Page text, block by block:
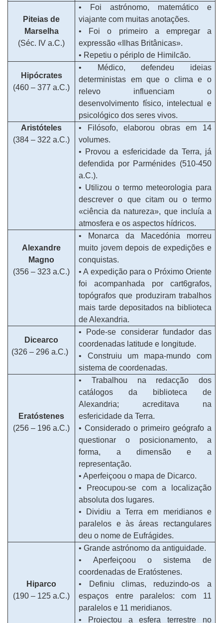
Piteias de
Marselha
(Séc. IV a.C.)
• Foi astrónomo, matemático e
viajante com muitas anotações.
• Foi o primeiro a empregar a
expressão «Ilhas Britânicas».
• Repetiu o périplo de Himilcão.
Hipócrates
(460 – 377 a.C.)
• Médico, defendeu ideias
deterministas em que o clima e o
relevo influenciam o
desenvolvimento físico, intelectual e
psicológico dos seres vivos.
Aristóteles
(384 – 322 a.C.)
• Filósofo, elaborou obras em 14
volumes.
• Provou a esfericidade da Terra, já
defendida por Parménides (510-450
a.C.).
• Utilizou o termo meteorologia para
descrever o que citam ou o termo
«ciência da natureza», que incluía a
atmosfera e os aspectos hídricos.
Alexandre
Magno
(356 – 323 a.C.)
• Monarca da Macedónia morreu
muito jovem depois de expedições e
conquistas.
• A expedição para o Próximo Oriente
foi acompanhada por cart6grafos,
topógrafos que produziram trabalhos
mais tarde depositados na biblioteca
de Alexandria.
Dicearco
(326 – 296 a.C.)
• Pode-se considerar fundador das
coordenadas latitude e longitude.
• Construiu um mapa-mundo com
sistema de coordenadas.
Eratóstenes
(256 – 196 a.C.)
• Trabalhou na redacção dos
catálogos da biblioteca de
Alexandria; acreditava na
esfericidade da Terra.
• Considerado o primeiro geógrafo a
questionar o posicionamento, a
forma, a dimensão e a
representação.
• Aperfeiçoou o mapa de Dicarco.
• Preocupou-se com a localização
absoluta dos lugares.
• Dividiu a Terra em meridianos e
paralelos e às áreas rectangulares
deu o nome de Eufrágides.
Hiparco
(190 – 125 a.C.)
• Grande astrónomo da antiguidade.
• Aperfeiçoou o sistema de
coordenadas de Eratóstenes.
• Definiu climas, reduzindo-os a
espaços entre paralelos: com 11
paralelos e 11 meridianos.
• Projectou a esfera terrestre no